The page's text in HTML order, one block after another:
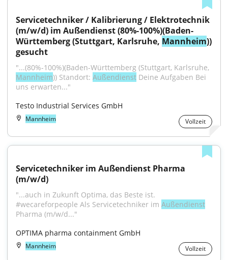
Servicetechniker / Kalibrierung / Elektrotechnik
(m/w/d) im Außendienst (80%-100%)(Baden-
Württemberg (Stuttgart, Karlsruhe, Mannheim))
gesucht
Mannheim)) Standort: Außendienst Deine Aufgaben Bei
uns erwarten..."
Testo Industrial Services GmbH
Mannheim Vollzeit
Servicetechniker im Außendienst Pharma
(m/w/d)
"...auch in Zukunft Optima, das Beste ist.
#wecareforpeople Als Servicetechniker im Außendienst
Pharma (m/w/d..."
OPTIMA pharma containment GmbH
Mannheim Vollzeit